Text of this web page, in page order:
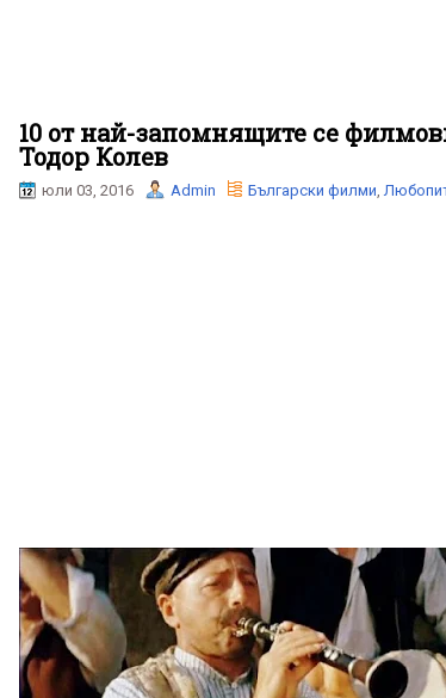
10 от най-запомнящите се
Тодор Колев
юли 03, 2016 Admin Български филми,